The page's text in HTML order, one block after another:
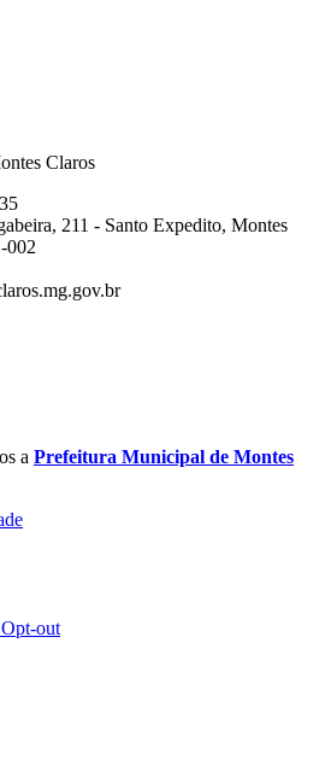
Claros
211 - Santo Expedito, Montes
002
a Prefeitura Municipal de Montes
out